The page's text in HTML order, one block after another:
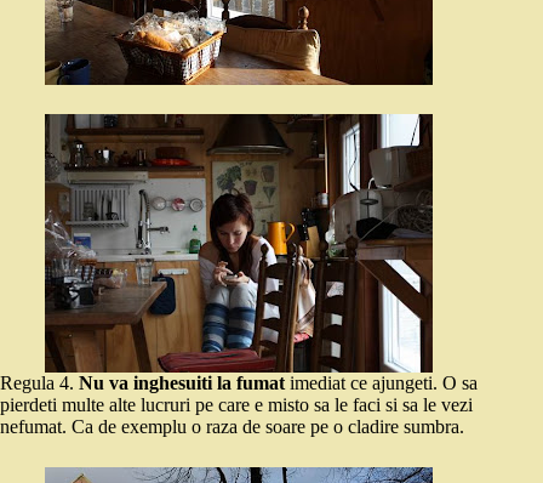
Regula 4. Nu va inghesuiti la fumat imediat ce ajungeti. O sa
pierdeti multe alte lucruri pe care e misto sa le faci si sa le vezi
nefumat. Ca de exemplu o raza de soare pe o cladire sumbra.